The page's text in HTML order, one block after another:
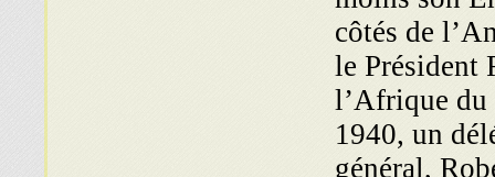
côtés de
le Président
l’Afrique du
1940, un
général,